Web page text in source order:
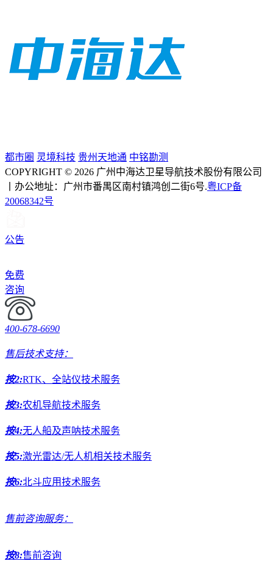
都市圈 灵境科技 贵州天地通 中铭勘测
COPYRIGHT © 2026 广州中海达卫星导航技术股份有限公司
丨办公地址：广州市番禺区南村镇鸿创二街6号.粤ICP备
20068342号
公告
免费
咨询
400-678-6690
售后技术支持：
按2:RTK、全站仪技术服务
按3:农机导航技术服务
按4:无人船及声呐技术服务
按5:激光雷达/无人机相关技术服务
按6:北斗应用技术服务
售前咨询服务：
按8:售前咨询